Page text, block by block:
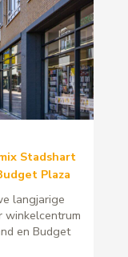
Stadshart
Plaza
langjarige
winkelcentrum
en Budget